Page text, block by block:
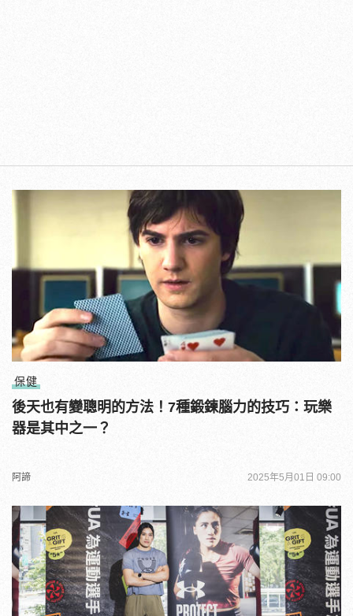
保健
後天也有變聰明的方法！7種鍛鍊腦力的技巧：玩樂
器是其中之一？
阿諦 2025年5月01日 09:00